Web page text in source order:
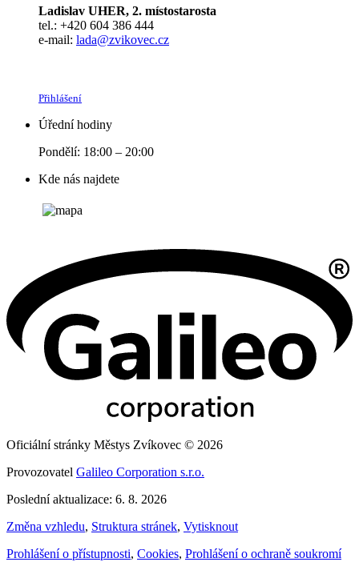
Ladislav UHER, 2. místostarosta
tel.: +420 604 386 444
e-mail: lada@zvikovec.cz
Přihlášení
Úřední hodiny
Pondělí: 18:00 – 20:00
Kde nás najdete
Oficiální stránky Městys Zvíkovec © 2026
Provozovatel Galileo Corporation s.r.o.
Poslední aktualizace: 6. 8. 2026
Změna vzhledu, Struktura stránek, Vytisknout
Prohlášení o přístupnosti, Cookies, Prohlášení o ochraně soukromí